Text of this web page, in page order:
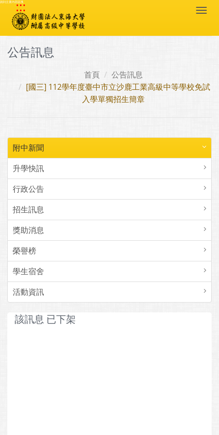
跳到主要內容區塊
:::
公告訊息
首頁
公告訊息
[國三] 112學年度臺中市立沙鹿工業高級中等學校免試
入學單獨招生簡章
附中新聞
升學快訊
行政公告
招生訊息
獎助消息
榮譽榜
學生宿舍
活動資訊
該訊息 已下架